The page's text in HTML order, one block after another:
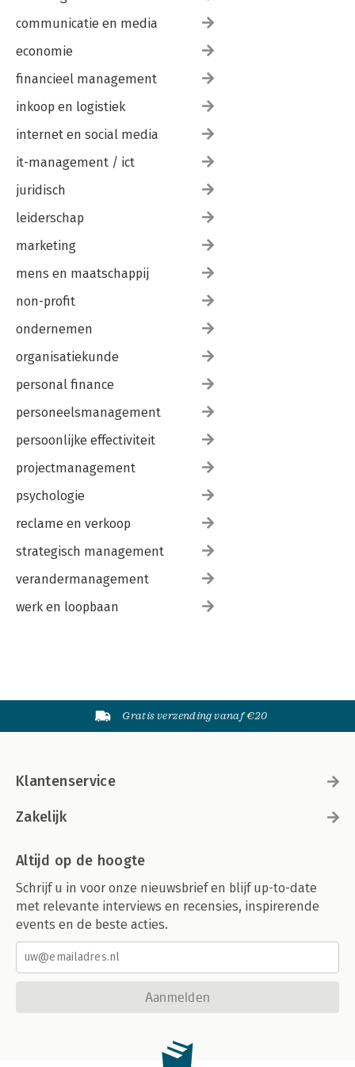
-SHARING
-TEAMING-UP
-MEETING
-CONNECTIONS
-GETTING AHEAD
-RELEASED
PART 2 – THE DISRUPTION VIRAL
-LEGACY
-QUALITY
-JOURNEY’S START
-CHURNED UP
-FLIP-FLOPS
-CONTROL
PART 3 – THE LESSONS LIFE AND DEATH
-SHORTCUT
-MISTAKE
-FAREWEL
-UNITE
-LET’S DANCE
-UNO, DOS, TRES
-ON STAGE
-GIRL POWER
-THE FUTURE
communicatie en media
economie
financieel management
inkoop en logistiek
internet en social media
it-management / ict
juridisch
leiderschap
marketing
mens en maatschappij
non-profit
ondernemen
organisatiekunde
personal finance
personeelsmanagement
persoonlijke effectiviteit
projectmanagement
psychologie
reclame en verkoop
strategisch management
verandermanagement
werk en loopbaan
Gratis verzending vanaf €20
Klantenservice
Zakelijk
Altijd op de hoogte
Schrijf u in voor onze nieuwsbrief en blijf up-to-date
met relevante interviews en recensies, inspirerende
events en de beste acties.
Aanmelden